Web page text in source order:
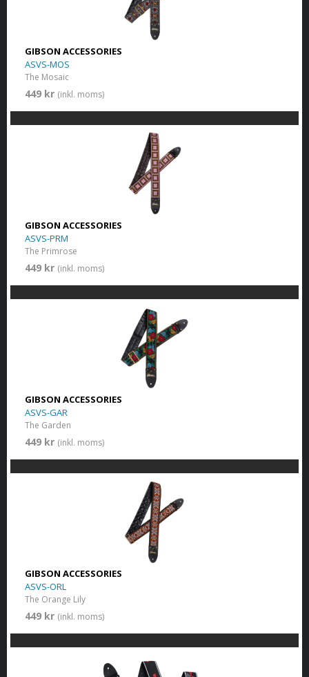
GIBSON ACCESSORIES
ASVS-MOS
The Mosaic
449 kr (inkl. moms)
GIBSON ACCESSORIES
ASVS-PRM
The Primrose
449 kr (inkl. moms)
GIBSON ACCESSORIES
ASVS-GAR
The Garden
449 kr (inkl. moms)
GIBSON ACCESSORIES
ASVS-ORL
The Orange Lily
449 kr (inkl. moms)